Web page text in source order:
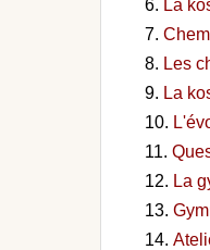
La
Les
La
La